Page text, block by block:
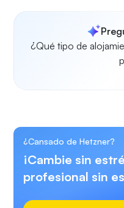
¿Qué tipo de
¿Cansado de Hetzner?
¡Cambie sin
profesional sin